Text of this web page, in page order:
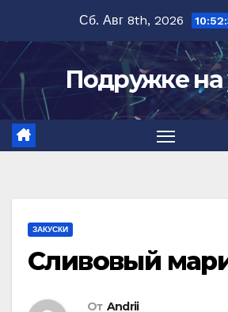
содержимому
Сб. Авг 8th, 2026
Подружке
ЗАКУСКИ
Сливовый
От Andrii